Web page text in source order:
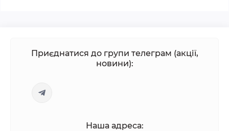
Приєднатися до групи телеграм (акції,
новини):
Наша адреса: